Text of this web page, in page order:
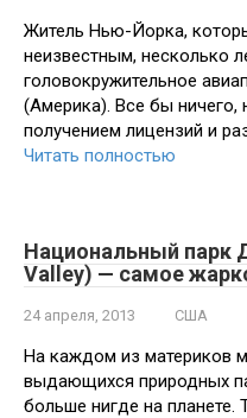
Житель Нью-Йорка,
неизвестным, несколько
головокружительное
(Америка). Все бы ничего,
получением лицензий и
Читать полностью
Национальный парк
Valley) — самое
24 апреля, 2013 США
На каждом из материков
выдающихся природных
больше нигде на планете.